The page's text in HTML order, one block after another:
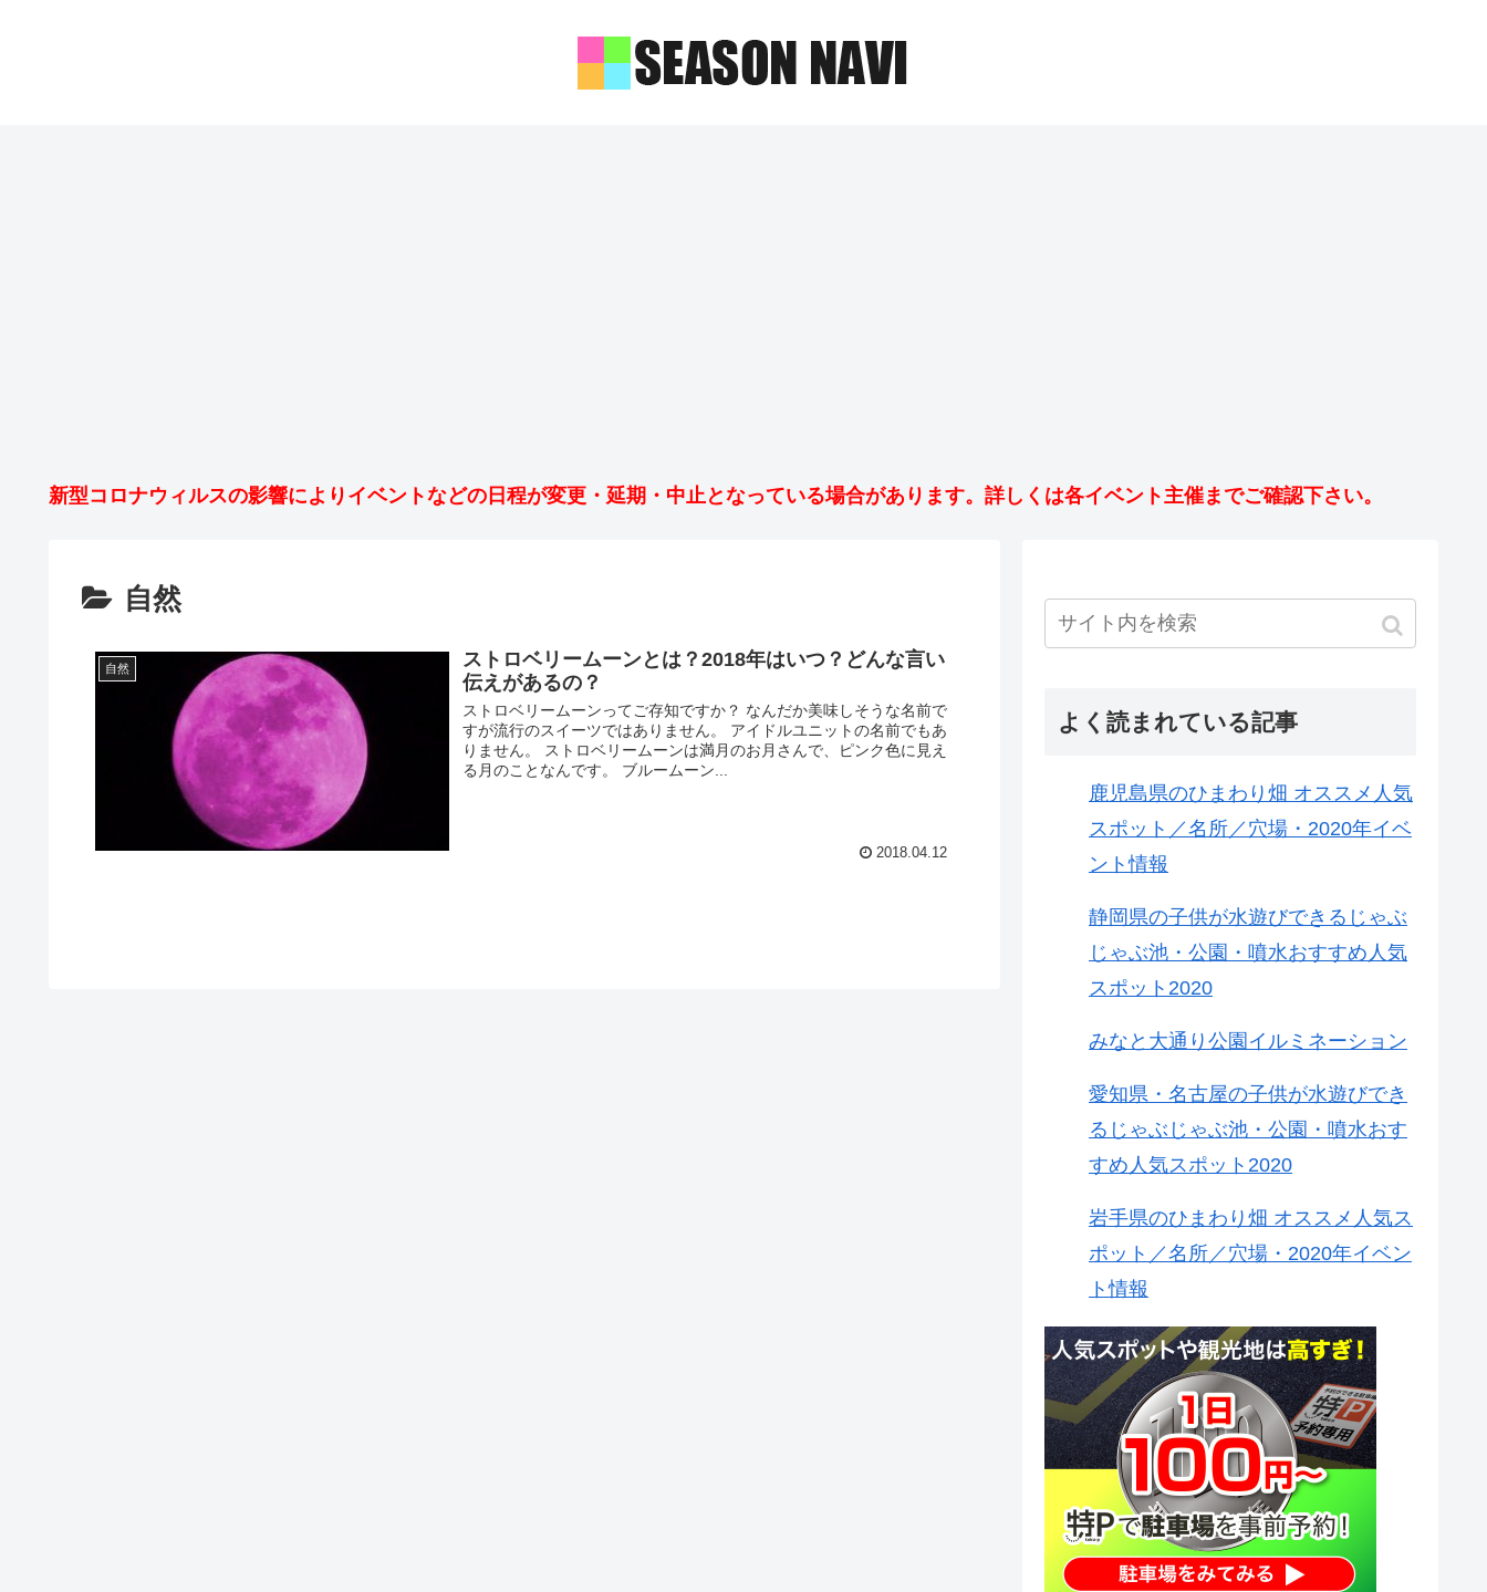
新型コロナウィルスの影響によりイベントなどの日程が変更・延期・中止となっている場合があります。詳しくは各イベント主催までご確認下さい。
自然
自然
ストロベリームーンとは？2018年はいつ？どんな言い
伝えがあるの？
ストロベリームーンってご存知ですか？ なんだか美味しそうな名前で
すが流行のスイーツではありません。 アイドルユニットの名前でもあ
りません。 ストロベリームーンは満月のお月さんで、ピンク色に見え
る月のことなんです。 ブルームーン...
2018.04.12
よく読まれている記事
鹿児島県のひまわり畑 オススメ人気
スポット／名所／穴場・2020年イベ
ント情報
静岡県の子供が水遊びできるじゃぶ
じゃぶ池・公園・噴水おすすめ人気
スポット2020
みなと大通り公園イルミネーション
愛知県・名古屋の子供が水遊びでき
るじゃぶじゃぶ池・公園・噴水おす
すめ人気スポット2020
岩手県のひまわり畑 オススメ人気ス
ポット／名所／穴場・2020年イベン
ト情報